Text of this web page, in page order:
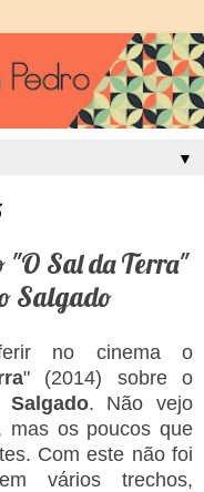
▼
"O Sal da Terra"
Salgado
no cinema o
" (2014) sobre o
Salgado. Não vejo
mas os poucos que
Com este não foi
vários trechos,